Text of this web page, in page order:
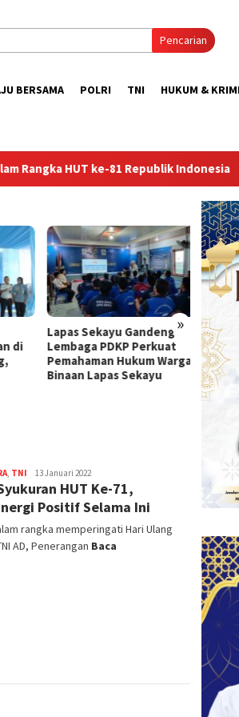
Pencarian
BERSAMA POLRI TNI HUKUM &
Indonesia Lapas Perempuan
»
Lapas Sekayu Gandeng
Lembaga PDKP Perkuat
Pemahaman Hukum Warga
Binaan Lapas Sekayu
I
, TNI Reza
Fajri
13 Januari 2022
HUT Ke-71,
Positif Selama Ini
rangka memperingati Hari Ulang
AD, Penerangan Baca